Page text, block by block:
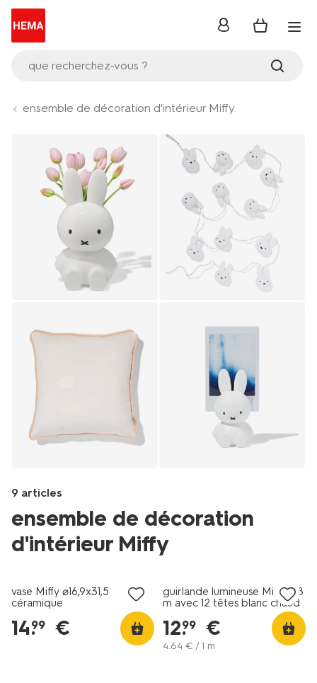
que recherchez-vous ?
se
ensemble de décoration d'intérieur Miffy
Product-
image
9 articles
ensemble de décoration
d'intérieur Miffy
fr/maison-
deco/rangement/boites-
de-
Products
vase Miffy ⌀16,9x31,5
céramique
14.
99 €
guirlande lumineuse Miffy 2,8
m avec 12 têtes blanc chaud
12.
99 €
4.64 € / 1 m